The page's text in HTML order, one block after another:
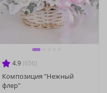
4.9 (656)
Композиция "Нежный
флер"